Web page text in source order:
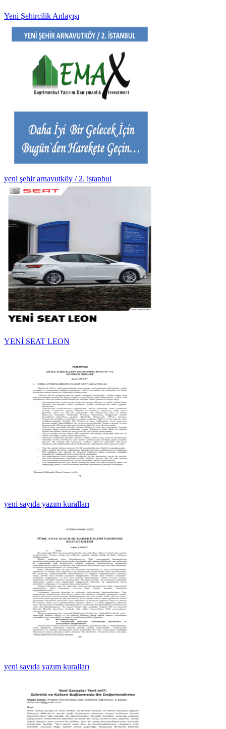
Yeni Şehircilik Anlayışı
yeni şehir arnavutköy / 2. istanbul
YENİ SEAT LEON
yeni sayıda yazım kuralları
yeni sayıda yazım kuralları